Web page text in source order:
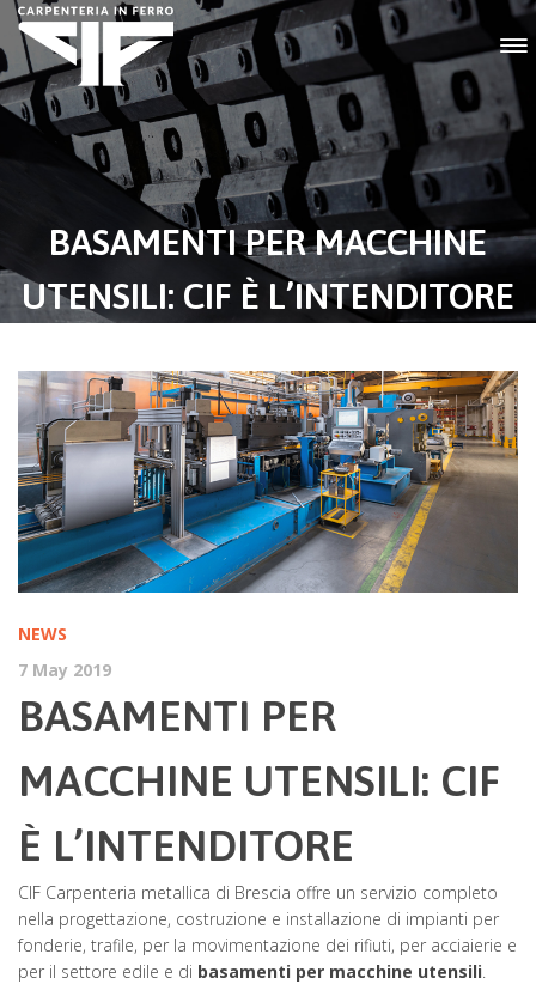
BASAMENTI PER MACCHINE
UTENSILI: CIF È L’INTENDITORE
NEWS
7 May 2019
BASAMENTI PER
MACCHINE UTENSILI: CIF
È L’INTENDITORE
CIF Carpenteria metallica di Brescia offre un servizio completo
nella progettazione, costruzione e installazione di impianti per
fonderie, trafile, per la movimentazione dei rifiuti, per acciaierie e
per il settore edile e di basamenti per macchine utensili